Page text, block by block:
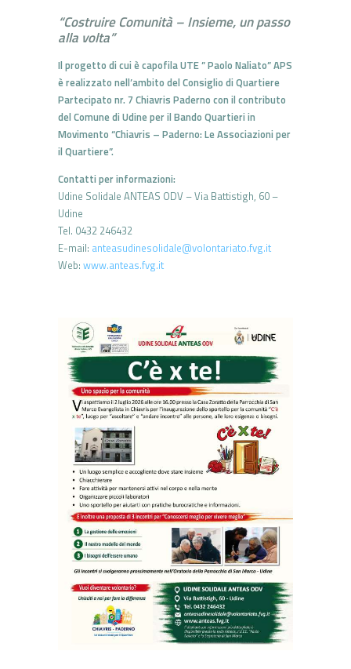
“Costruire Comunità – Insieme, un passo
alla volta”
Il progetto di cui è capofila UTE ” Paolo Naliato” APS
è realizzato nell’ambito del Consiglio di Quartiere
Partecipato nr. 7 Chiavris Paderno con il contributo
del Comune di Udine per il Bando Quartieri in
Movimento “Chiavris – Paderno: Le Associazioni per
il Quartiere”.
Contatti per informazioni:
Udine Solidale ANTEAS ODV – Via Battistigh, 60 –
Udine
Tel. 0432 246432
E-mail: anteasudinesolidale@volontariato.fvg.it
Web: www.anteas.fvg.it